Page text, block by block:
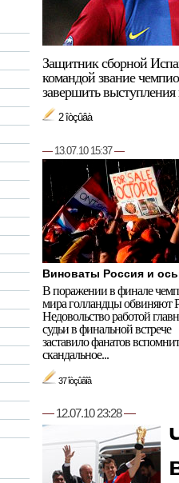
Защитник сборной
командой звание
завершить
2 îòçûâà
— 13.07.10 15:37—
Виноваты Россия и
В поражении в финале
мира голландцы обвиняют
Недовольство работой
судьи в финальной встрече
заставило фанатов
скандальное...
37 îòçûâîâ
—12.07.10 23:28—